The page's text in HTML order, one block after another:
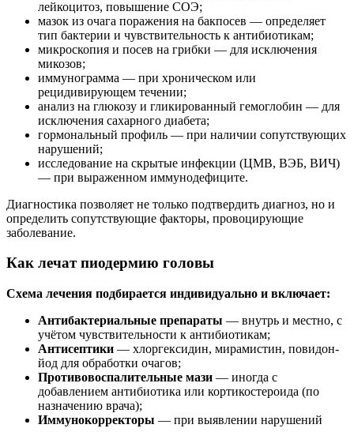
лейкоцитоз, повышение СОЭ;
мазок из очага поражения на бакпосев — определяет
тип бактерии и чувствительность к антибиотикам;
микроскопия и посев на грибки — для исключения
микозов;
иммунограмма — при хроническом или
рецидивирующем течении;
анализ на глюкозу и гликированный гемоглобин — для
исключения сахарного диабета;
гормональный профиль — при наличии сопутствующих
нарушений;
исследование на скрытые инфекции (ЦМВ, ВЭБ, ВИЧ)
— при выраженном иммунодефиците.
Диагностика позволяет не только подтвердить диагноз, но и
определить сопутствующие факторы, провоцирующие
заболевание.
Как лечат пиодермию головы
Схема лечения подбирается индивидуально и включает:
Антибактериальные препараты — внутрь и местно, с
учётом чувствительности к антибиотикам;
Антисептики — хлоргексидин, мирамистин, повидон-
йод для обработки очагов;
Противовоспалительные мази — иногда с
добавлением антибиотика или кортикостероида (по
назначению врача);
Иммунокорректоры — при выявлении нарушений